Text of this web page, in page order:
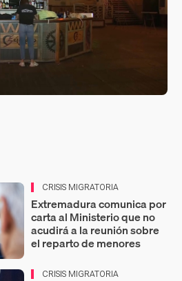
CRISIS MIGRATORIA
Extremadura comunica por
carta al Ministerio que no
acudirá a la reunión sobre
el reparto de menores
CRISIS MIGRATORIA